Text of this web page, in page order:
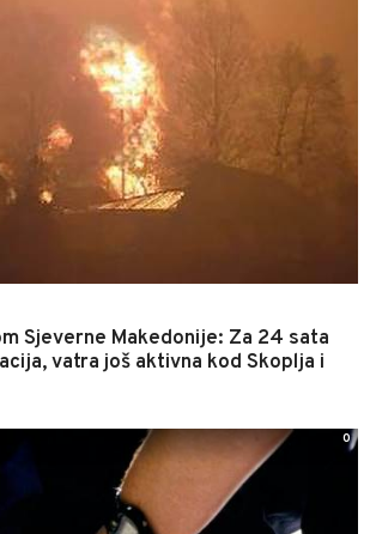
Sjeverne Makedonije: Za 24 sata
vatra još aktivna kod Skoplja i
0